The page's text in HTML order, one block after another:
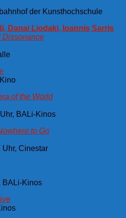
der Kunsthochschule
Danai Liodaki, Ioannis Sarris
Dissonance
of the World
BALi-Kinos
to Go
Uhr, Cinestar
BALi-Kinos